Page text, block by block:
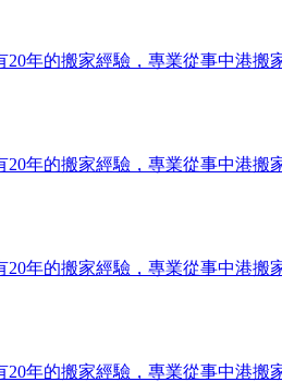
年的搬家經驗，專業從事中港
年的搬家經驗，專業從事中港
年的搬家經驗，專業從事中港
年的搬家經驗，專業從事中港